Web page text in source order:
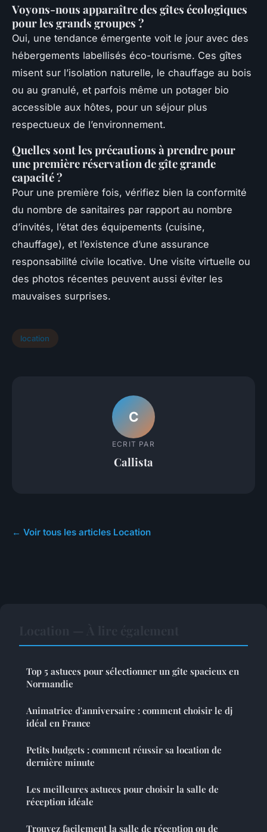
Voyons-nous apparaître des gîtes écologiques
pour les grands groupes ?
Oui, une tendance émergente voit le jour avec des
hébergements labellisés éco-tourisme. Ces gîtes
misent sur l’isolation naturelle, le chauffage au bois
ou au granulé, et parfois même un potager bio
accessible aux hôtes, pour un séjour plus
respectueux de l’environnement.
Quelles sont les précautions à prendre pour
une première réservation de gîte grande
capacité ?
Pour une première fois, vérifiez bien la conformité
du nombre de sanitaires par rapport au nombre
d’invités, l’état des équipements (cuisine,
chauffage), et l’existence d’une assurance
responsabilité civile locative. Une visite virtuelle ou
des photos récentes peuvent aussi éviter les
mauvaises surprises.
location
C
ECRIT PAR
Callista
← Voir tous les articles Location
Top 5 astuces pour sélectionner un gîte spacieux en
Normandie
Animatrice d'anniversaire : comment choisir le dj
idéal en France
Petits budgets : comment réussir sa location de
dernière minute
Les meilleures astuces pour choisir la salle de
réception idéale
Trouvez facilement la salle de réception ou de